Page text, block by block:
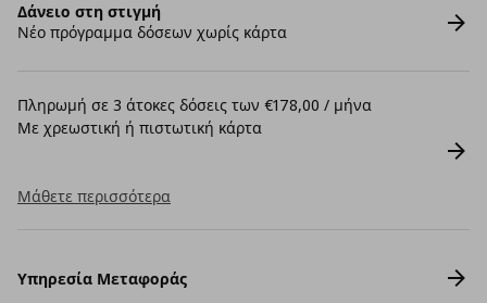
Δάνειο στη στιγμή
Νέο πρόγραμμα δόσεων χωρίς κάρτα
Πληρωμή σε 3 άτοκες δόσεις των €178,00 / μήνα
Με χρεωστική ή πιστωτική κάρτα
Μάθετε περισσότερα
Υπηρεσία Μεταφοράς